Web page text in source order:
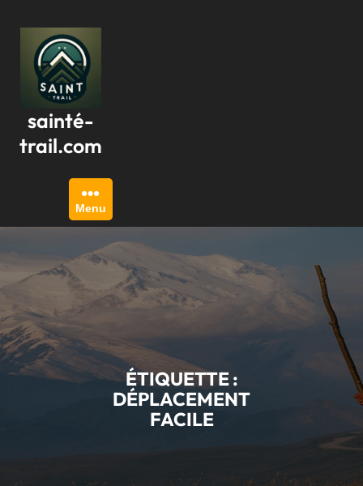
contenu
sainté-
trail.com
Menu
ÉTIQUETTE :
DÉPLACEMENT
FACILE